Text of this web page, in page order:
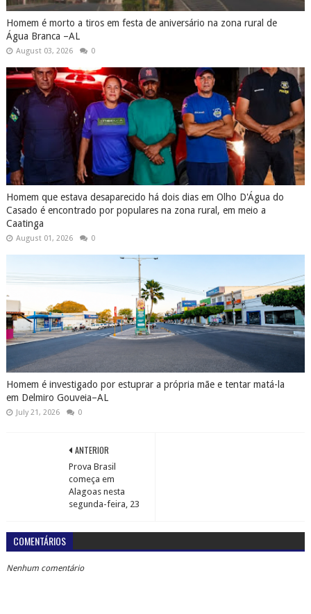
Homem é morto a tiros em festa de aniversário na zona rural de
Água Branca –AL
August 03, 2026 0
Homem que estava desaparecido há dois dias em Olho D'Água do
Casado é encontrado por populares na zona rural, em meio a
Caatinga
August 01, 2026 0
Homem é investigado por estuprar a própria mãe e tentar matá-la
em Delmiro Gouveia–AL
July 21, 2026 0
ANTERIOR
Prova Brasil
começa em
Alagoas nesta
segunda-feira, 23
COMENTÁRIOS
Nenhum comentário